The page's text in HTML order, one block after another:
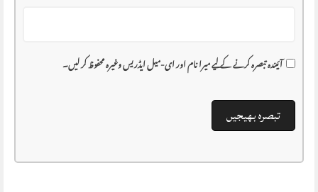
آئیندہ تبصرہ کرنے کے لیے میرا نام اور ای-میل ایڈریس وغیرہ محفوظ کر لیں۔